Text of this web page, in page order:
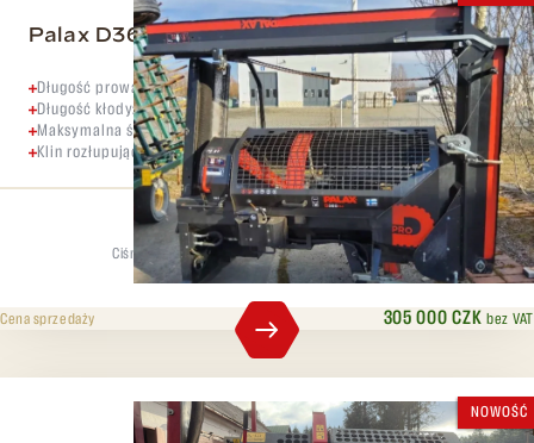
Palax D360 Pro Traktor
Długość prowadnicy piły: 15”
Długość kłody: 25-55 cm
Maksymalna średnica kłody: 36 cm
Klin rozłupujący 4x
Ciśnienie rozdzielające
8 t
Maks. średnica
36 cm
305 000 CZKbez VAT
Cena sprzedaży
NOWOŚĆ